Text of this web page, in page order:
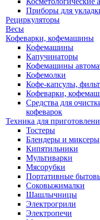
Приборы для
Рециркуляторы
Весы
Кофеварки, кофемашины
Кофемашины
Капучинаторы
Кофемашины
Кофемолки
Кофе-капсулы,
Кофеварки,
Средства для
кофеварок
Техника для
Тостеры
Блендеры и миксеры
Кипятильники
Мультиварки
Мясорубки
Портативные
Соковыжималки
Шашлычницы
Электрогрили
Электропечи